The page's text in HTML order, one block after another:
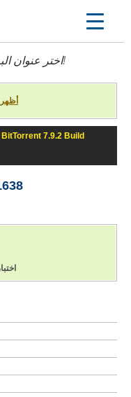
اختر عنوانإلى أسفل إلى النسخة التي تحب!
BitTorrent 7.9.2 Build